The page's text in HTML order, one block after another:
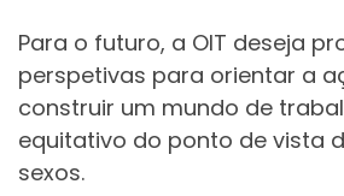
Para o futuro, a OIT deseja
perspetivas para orientar a
construir um mundo de
equitativo do ponto de vista
sexos.